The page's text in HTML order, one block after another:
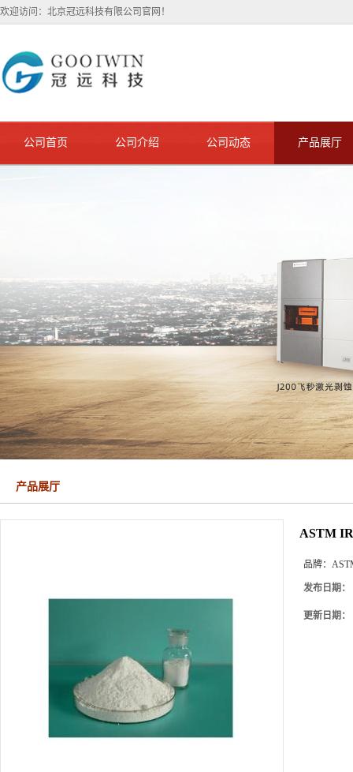
欢迎访问：北京冠远科技有限公司官网！
公司首页 公司介绍 公司动态 产品展厅
产品展厅
ASTM
品牌：
发布日期：
更新日期：